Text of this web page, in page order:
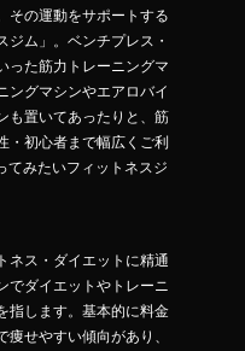
その運動をサポートする
ム」。ベンチプレス・
った筋力トレーニングマ
ングマシンやエアロバイ
も置いてあったりと、筋
・初心者まで幅広くご利
てみたいフィットネスジ
ネス・ダイエットに精通
でダイエットやトレーニ
指します。基本的に料金
せやすい傾向があり、